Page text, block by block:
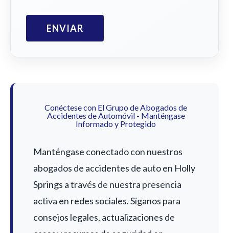
Conéctese con El Grupo de Abogados de
Accidentes de Automóvil - Manténgase
Informado y Protegido
Manténgase conectado con nuestros
abogados de accidentes de auto en Holly
Springs a través de nuestra presencia
activa en redes sociales. Síganos para
consejos legales, actualizaciones de